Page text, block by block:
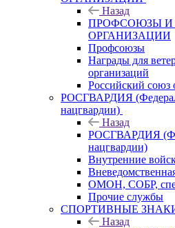
Назад
ПРОФСОЮЗЫ И
ОРГАНИЗАЦИИ
Профсоюзы
Награды для
организаций
Российский союз
РОСГВАРДИЯ
нацгвардии)
Назад
РОСГВАРДИЯ
нацгвардии)
Внутренние
ОМОН, СОБР,
Прочие службы
СПОРТИВНЫЕ
Назад